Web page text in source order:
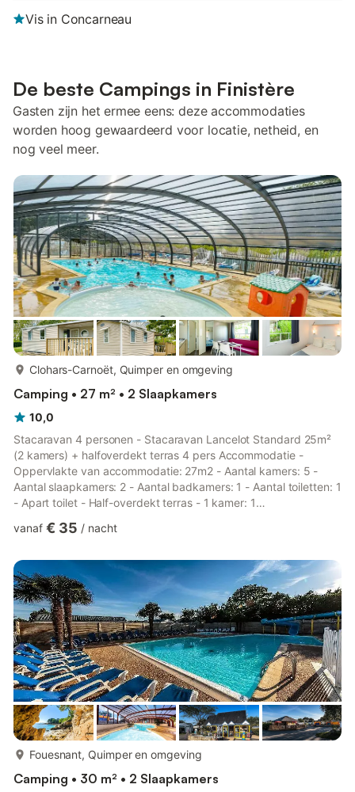
Vis in Concarneau
De beste Campings in Finistère
Gasten zijn het ermee eens: deze accommodaties
worden hoog gewaardeerd voor locatie, netheid, en
nog veel meer.
Clohars-Carnoët, Quimper en omgeving
Camping • 27 m² • 2 Slaapkamers
10,0
Stacaravan 4 personen - Stacaravan Lancelot Standard 25m²
(2 kamers) + halfoverdekt terras 4 pers Accommodatie -
Oppervlakte van accommodatie: 27m2 - Aantal kamers: 5 -
Aantal slaapkamers: 2 - Aantal badkamers: 1 - Aantal toiletten: 1
- Apart toilet - Half-overdekt terras - 1 kamer: 1
kamer: 2 eenpersoonsbedden 190x80cm - Leeftijd van de
Televisie: Beschikbaar als extra tegen betaling - Droogrek -
Type keuken: Keuken - Gasfornuis - Magnetron - Koelkast -
Vriezer - Servies e...
vanaf € 35 / nacht
Fouesnant, Quimper en omgeving
Camping • 30 m² • 2 Slaapkamers